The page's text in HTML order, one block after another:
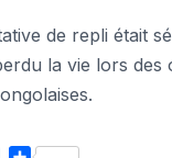
de repli était
la vie lors des